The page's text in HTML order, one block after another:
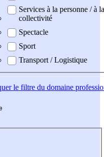
Services à la personne / à la
collectivité
Spectacle
Sport
Transport / Logistique
le filtre du domaine